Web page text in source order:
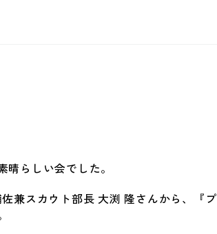
らしい会でした。
兼スカウト部長 大渕 隆さんから、『プ